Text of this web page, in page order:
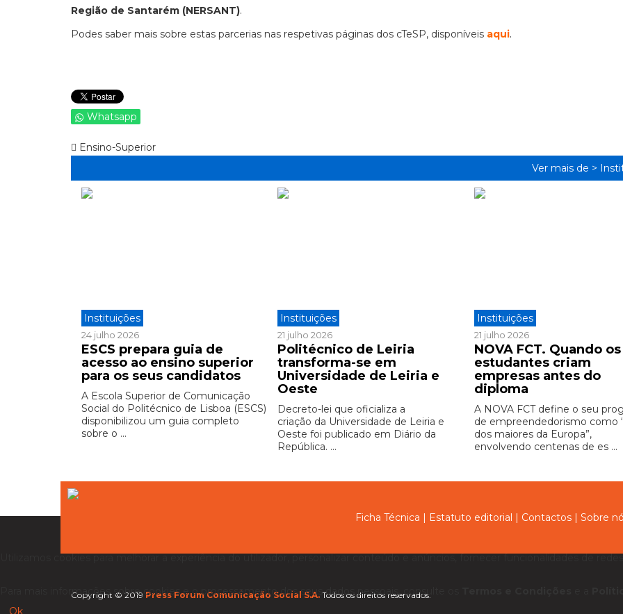
Região de Santarém (NERSANT).
Podes saber mais sobre estas parcerias nas respetivas páginas dos cTeSP, disponíveis aqui.
Whatsapp
Ensino-Superior
Ver mais de >
Instituições
24 julho 2026
ESCS prepara guia de
acesso ao ensino superior
para os seus candidatos
A Escola Superior de Comunicação
Social do Politécnico de Lisboa (ESCS)
disponibilizou um guia completo
sobre o ...
Instituições
21 julho 2026
Politécnico de Leiria
transforma-se em
Universidade de Leiria e
Oeste
Decreto-lei que oficializa a
criação da Universidade de Leiria e
Oeste foi publicado em Diário da
República. ...
Instituições
21 julho 2026
NOVA FCT. Quando os
estudantes criam
empresas antes do
diploma
A NOVA FCT define o seu
de empreendedorismo como
dos maiores da Europa”,
envolvendo centenas de es ...
Ficha Técnica | Estatuto editorial | Contactos | Sobre
Copyright © 2019 Press Forum Comunicação Social S.A. Todos os direitos reservados.
Utilizamos cookies para melhorar a experiência do utilizador, personalizar conteúdo e anúncios, fornecer funcionalidades de
Para mais informações sobre cookies e o processamento dos seus dados pessoais, consulte os
Ok